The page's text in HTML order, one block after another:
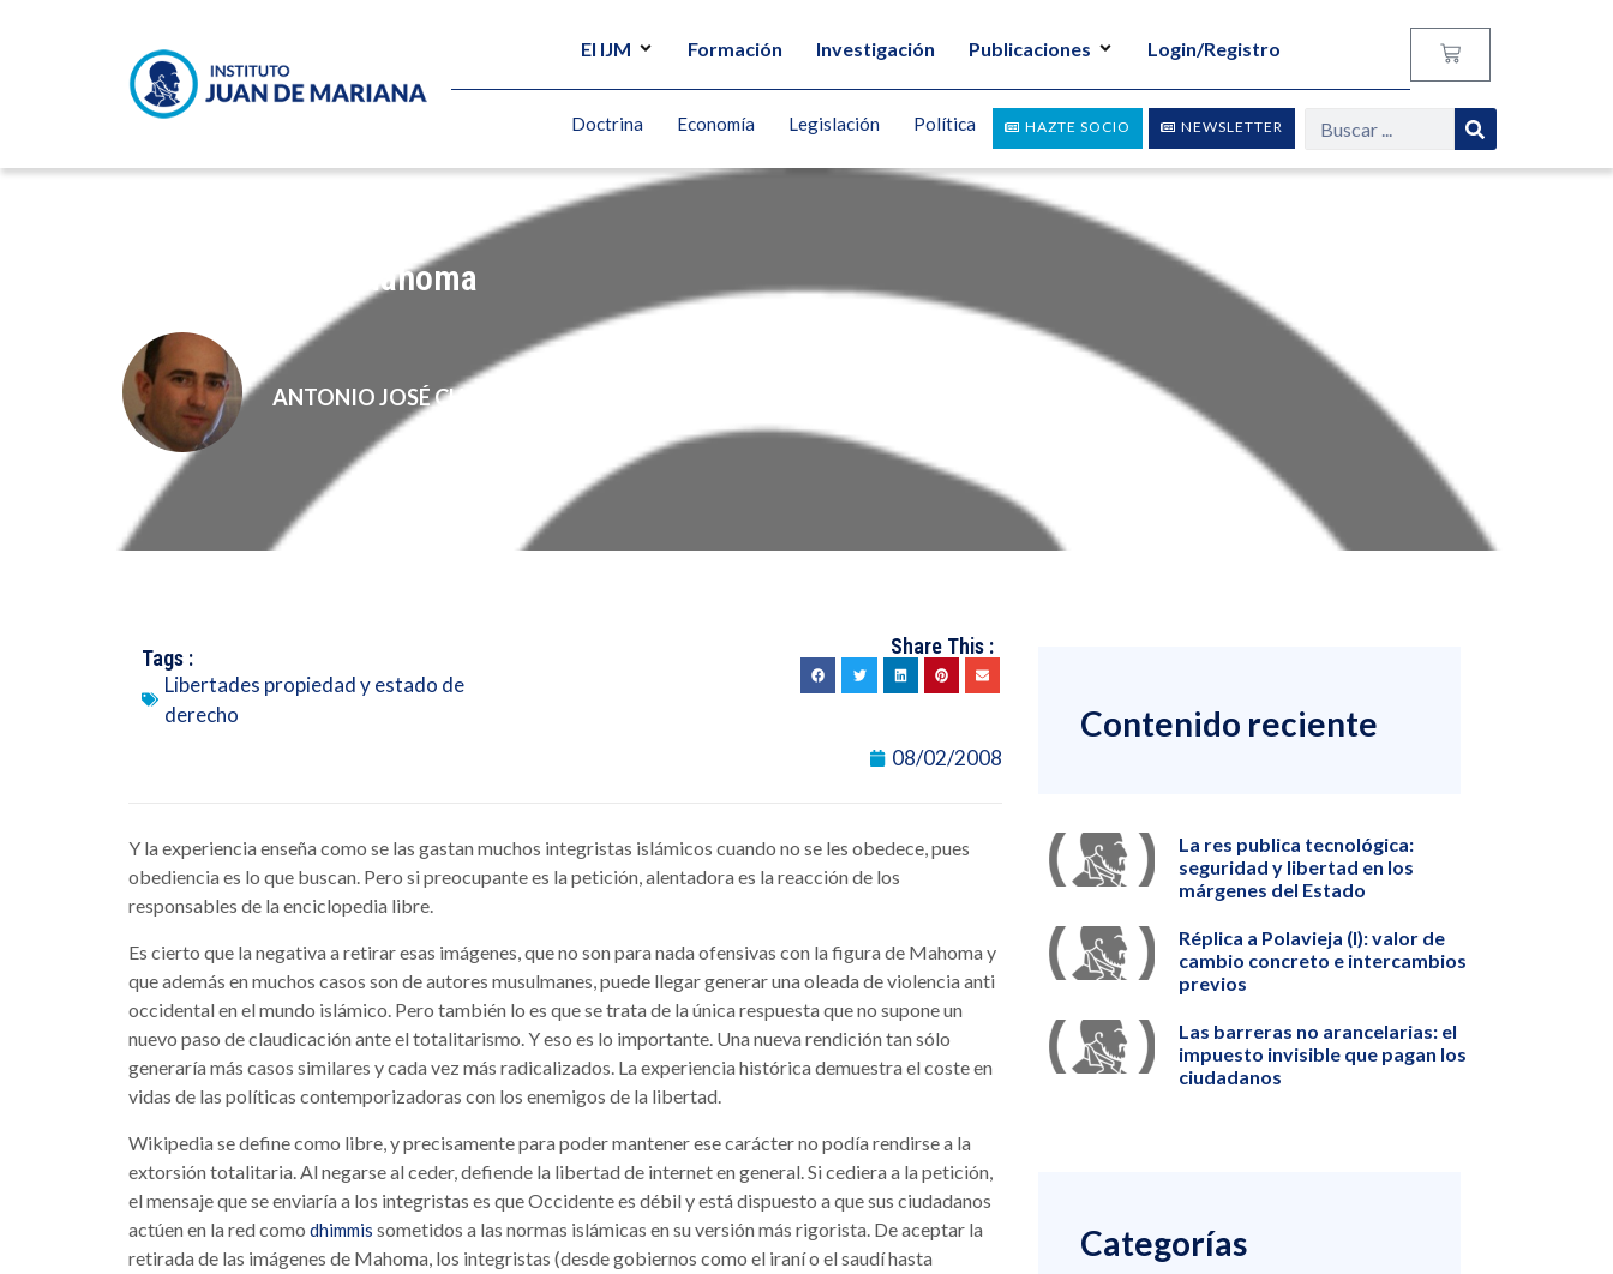
El IJM Formación Investigación Publicaciones Login/Registro
NEWSLETTER
HAZTE SOCIO
Doctrina Economía Legislación Política
Derecho a ver a Mahoma
ANTONIO JOSÉ CHINCHETRU
Tags :
Libertades propiedad y estado de
derecho
Share This :
08/02/2008
Y la experiencia enseña como se las gastan muchos integristas islámicos cuando no se les obedece, pues
obediencia es lo que buscan. Pero si preocupante es la petición, alentadora es la reacción de los
responsables de la enciclopedia libre.
Es cierto que la negativa a retirar esas imágenes, que no son para nada ofensivas con la figura de Mahoma y
que además en muchos casos son de autores musulmanes, puede llegar generar una oleada de violencia anti
occidental en el mundo islámico. Pero también lo es que se trata de la única respuesta que no supone un
nuevo paso de claudicación ante el totalitarismo. Y eso es lo importante. Una nueva rendición tan sólo
generaría más casos similares y cada vez más radicalizados. La experiencia histórica demuestra el coste en
vidas de las políticas contemporizadoras con los enemigos de la libertad.
Wikipedia se define como libre, y precisamente para poder mantener ese carácter no podía rendirse a la
extorsión totalitaria. Al negarse al ceder, defiende la libertad de internet en general. Si cediera a la petición,
el mensaje que se enviaría a los integristas es que Occidente es débil y está dispuesto a que sus ciudadanos
actúen en la red como dhimmis sometidos a las normas islámicas en su versión más rigorista. De aceptar la
retirada de las imágenes de Mahoma, los integristas (desde gobiernos como el iraní o el saudí hasta
Contenido reciente
La res publica tecnológica:
seguridad y libertad en los
márgenes del Estado
Réplica a Polavieja (I): valor de
cambio concreto e intercambios
previos
Las barreras no arancelarias: el
impuesto invisible que pagan los
ciudadanos
Categorías